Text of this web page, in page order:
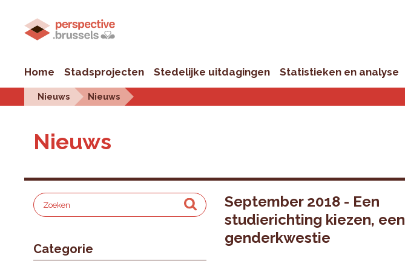
Home Stadsprojecten Stedelijke uitdagingen Statistieken en analyse
Nieuws Nieuws
Nieuws
Categorie
September 2018 - Een
studierichting kiezen, een
genderkwestie